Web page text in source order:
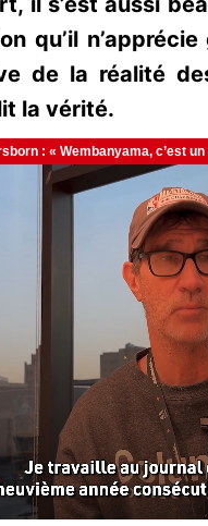
qu’il
de la réalité
la vérité.